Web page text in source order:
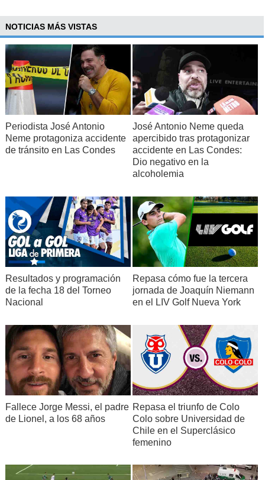
NOTICIAS MÁS VISTAS
Periodista José Antonio
Neme protagoniza accidente
de tránsito en Las Condes
José Antonio Neme queda
apercibido tras protagonizar
accidente en Las Condes:
Dio negativo en la
alcoholemia
Resultados y programación
de la fecha 18 del Torneo
Nacional
Repasa cómo fue la tercera
jornada de Joaquín Niemann
en el LIV Golf Nueva York
Fallece Jorge Messi, el padre
de Lionel, a los 68 años
Repasa el triunfo de Colo
Colo sobre Universidad de
Chile en el Superclásico
femenino